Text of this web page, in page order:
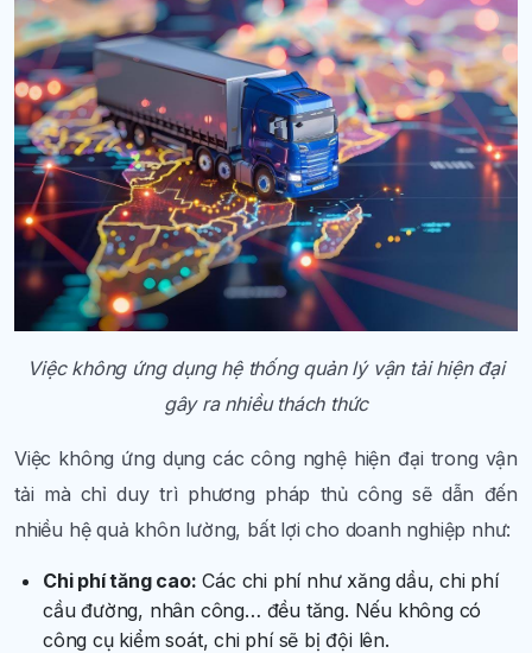
Việc không ứng dụng hệ thống quản lý vận tải hiện đại
gây ra nhiều thách thức
Việc không ứng dụng các công nghệ hiện đại trong vận
tải mà chỉ duy trì phương pháp thủ công sẽ dẫn đến
nhiều hệ quả khôn lường, bất lợi cho doanh nghiệp như:
Chi phí tăng cao: Các chi phí như xăng dầu, chi phí
cầu đường, nhân công… đều tăng. Nếu không có
công cụ kiểm soát, chi phí sẽ bị đội lên.